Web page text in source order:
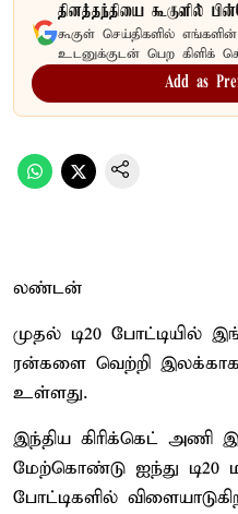
தினத்தந்தியை கூகுளில்
கூகுள் செய்திகளில்
உடனுக்குடன் பெற கிளிக்
Add as
லண்டன்
முதல் டி20 போட்டியில்
ரன்களை வெற்றி இலக்காக
உள்ளது.
இந்திய கிரிக்கெட் அணி
மேற்கொண்டு ஐந்து டி20
போட்டிகளில்